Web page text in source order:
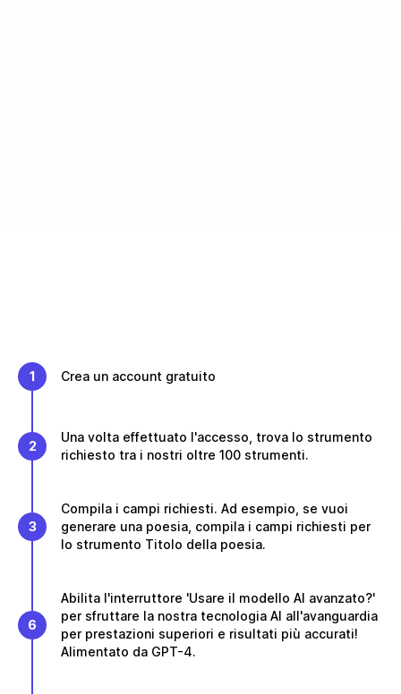
1 Crea un account gratuito
2
Una volta effettuato l'accesso, trova lo strumento
richiesto tra i nostri oltre 100 strumenti.
3
Compila i campi richiesti. Ad esempio, se vuoi
generare una poesia, compila i campi richiesti per
lo strumento Titolo della poesia.
6
Abilita l'interruttore 'Usare il modello AI avanzato?'
per sfruttare la nostra tecnologia AI all'avanguardia
per prestazioni superiori e risultati più accurati!
Alimentato da GPT-4.